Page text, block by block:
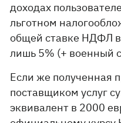
доходах
льготном
общей ставке НДФЛ
лишь 5% (+ военный
Если же полученная
поставщиком услуг
эквивалент в 2000